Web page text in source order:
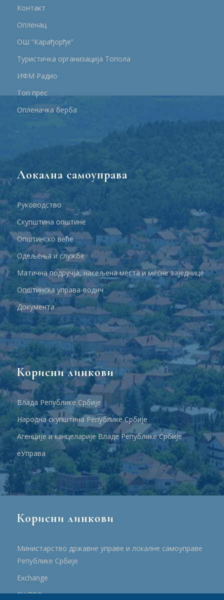
Контакт
Опленац
ОШ “Карађорђе”
Туристичка организација Топола
ИФМ Радио
Топ прес
Опленачка берба
Локална самоуправа
Руководство
Скупштина општине
Општинско веће
Одељења и службе
Матична подручја, насељена места и месне заједнице
Општинска управа-водич
Документа
Корисни линкови
Влада Републике Србије
Народна скупштина Републике Србије
Агенције и канцеларије Владе Републике Србије
еУправа
Корисни линкови
Министарство државне управе и локалне самоуправе
Републике Србије
Еxchange
ЕУ ПРО